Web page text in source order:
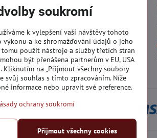
soukromí
k vylepšení vaší návštěvy tohoto
výkonu a ke shromažďování údajů o jeho
tomu použít nástroje a služby třetích stran
být přenášena partnerům v EU, USA
Kliknutím na „Přijmout všechny soubory
svůj souhlas s tímto zpracováním. Níže
informace nebo upravit své preference.
ochrany soukromí
Přijmout všechny cookies